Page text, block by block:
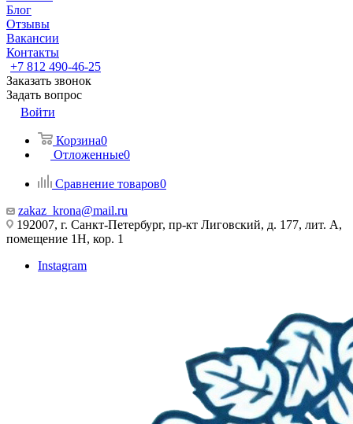
Блог
Отзывы
Вакансии
Контакты
+7 812 490-46-25
Заказать звонок
Задать вопрос
Войти
Корзина0
Отложенные0
Сравнение товаров0
zakaz_krona@mail.ru
192007, г. Санкт-Петербург, пр-кт Лиговский, д. 177, лит. А,
помещение 1Н, кор. 1
Instagram